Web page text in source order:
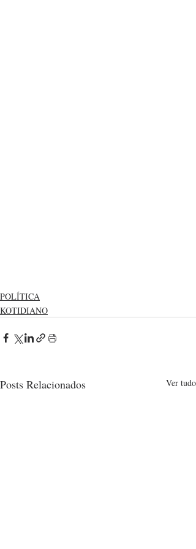
POLÍTICA
KOTIDIANO
Posts Relacionados Ver tudo